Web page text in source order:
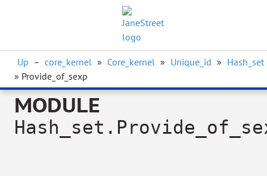
Up – core_kernel » Core_kernel » Unique_id » Hash_set
» Provide_of_sexp
MODULE